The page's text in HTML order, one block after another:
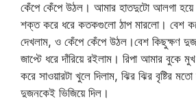
কেঁপে কেঁপে উঠল। আমার হাতদুটো আলগা
শক্ত করে ধরে কতকগুলো ঠাপ মারলো। বেশ
দেখলাম, ও কেঁপে কেঁপে উঠল।বেশ কিছুক্ষণ
জাপ্টে ধরে দাঁরিয়ে রইলাম। রিপা আমার বুকে
করে সাওয়ারটা খুলে দিলাম, ঝির ঝির বৃষ্টির
দুজনকেই ভিজিয়ে দিল।